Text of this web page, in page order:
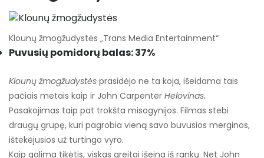
Klounų žmogžudystės „Trans Media Entertainment“
Puvusių pomidorų balas: 37%
Klounų žmogžudystės prasidėjo ne ta koja, išeidama tais
pačiais metais kaip ir John Carpenter Helovinas.
Pasakojimas taip pat trokšta misogynijos. Filmas stebi
draugų grupę, kuri pagrobia vieną savo buvusios merginos,
ištekėjusios už turtingo vyro.
Kaip galima tikėtis, viskas greitai išeina iš rankų. Net John